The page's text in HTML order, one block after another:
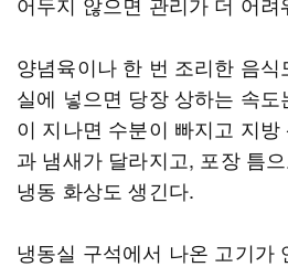
양념육이나 한 번 조리한 음
실에 넣으면 당장 상하는 속
이 지나면 수분이 빠지고 지
과 냄새가 달라지고, 포장 틈
냉동 화상도 생긴다.
냉동실 구석에서 나온 고기가